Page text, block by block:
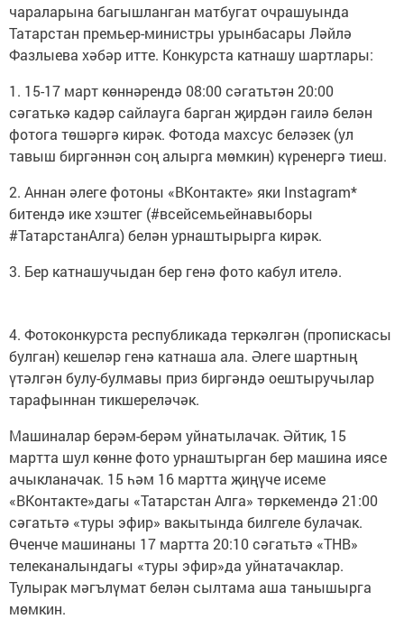
чараларына багышланган матбугат очрашуында
Татарстан премьер-министры урынбасары Ләйлә
Фазлыева хәбәр итте. Конкурста катнашу шартлары:
1. 15-17 март көннәрендә 08:00 сәгатьтән 20:00
сәгатькә кадәр сайлауга барган җирдән гаилә белән
фотога төшәргә кирәк. Фотода махсус беләзек (ул
тавыш биргәннән соң алырга мөмкин) күренергә тиеш.
2. Аннан әлеге фотоны «ВКонтакте» яки Instagram*
битендә ике хэштег (#всейсемьейнавыборы
#ТатарстанАлга) белән урнаштырырга кирәк.
3. Бер катнашучыдан бер генә фото кабул ителә.
4. Фотоконкурста республикада теркәлгән (пропискасы
булган) кешеләр генә катнаша ала. Әлеге шартның
үтәлгән булу-булмавы приз биргәндә оештыручылар
тарафыннан тикшереләчәк.
Машиналар берәм-берәм уйнатылачак. Әйтик, 15
мартта шул көнне фото урнаштырган бер машина иясе
ачыкланачак. 15 һәм 16 мартта җиңүче исеме
«ВКонтакте»дагы «Татарстан Алга» төркемендә 21:00
сәгатьтә «туры эфир» вакытында билгеле булачак.
Өченче машинаны 17 мартта 20:10 сәгатьтә «ТНВ»
телеканалындагы «туры эфир»да уйнатачаклар.
Тулырак мәгълүмат белән сылтама аша танышырга
мөмкин.